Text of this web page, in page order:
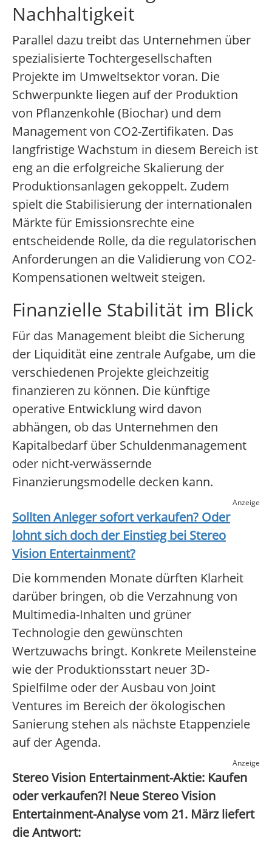
Nachhaltigkeit
Parallel dazu treibt das Unternehmen über
spezialisierte Tochtergesellschaften
Projekte im Umweltsektor voran. Die
Schwerpunkte liegen auf der Produktion
von Pflanzenkohle (Biochar) und dem
Management von CO2-Zertifikaten. Das
langfristige Wachstum in diesem Bereich ist
eng an die erfolgreiche Skalierung der
Produktionsanlagen gekoppelt. Zudem
spielt die Stabilisierung der internationalen
Märkte für Emissionsrechte eine
entscheidende Rolle, da die regulatorischen
Anforderungen an die Validierung von CO2-
Kompensationen weltweit steigen.
Finanzielle Stabilität im Blick
Für das Management bleibt die Sicherung
der Liquidität eine zentrale Aufgabe, um die
verschiedenen Projekte gleichzeitig
finanzieren zu können. Die künftige
operative Entwicklung wird davon
abhängen, ob das Unternehmen den
Kapitalbedarf über Schuldenmanagement
oder nicht-verwässernde
Finanzierungsmodelle decken kann.
Anzeige
Sollten Anleger sofort verkaufen? Oder
lohnt sich doch der Einstieg bei Stereo
Vision Entertainment?
Die kommenden Monate dürften Klarheit
darüber bringen, ob die Verzahnung von
Multimedia-Inhalten und grüner
Technologie den gewünschten
Wertzuwachs bringt. Konkrete Meilensteine
wie der Produktionsstart neuer 3D-
Spielfilme oder der Ausbau von Joint
Ventures im Bereich der ökologischen
Sanierung stehen als nächste Etappenziele
auf der Agenda.
Anzeige
Stereo Vision Entertainment-Aktie: Kaufen
oder verkaufen?! Neue Stereo Vision
Entertainment-Analyse vom 21. März liefert
die Antwort: